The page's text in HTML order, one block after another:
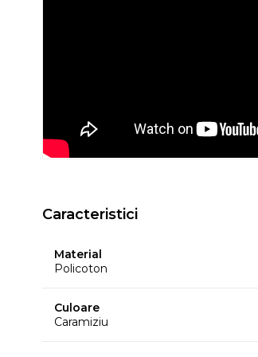
huselor pentru mobilier. Creativitatea,
determina stilul si traiectoria Eysa inca
Caracteristici
Material
Policoton
Culoare
Caramiziu